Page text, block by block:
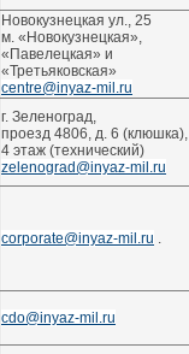
Новокузнецкая ул., 25
м. «Новокузнецкая»,
«Павелецкая» и
«Третьяковская»
centre@inyaz-mil.ru
г. Зеленоград,
проезд 4806, д. 6 (клюшка),
4 этаж (технический)
zelenograd@inyaz-mil.ru
corporate@inyaz-mil.ru .
cdo@inyaz-mil.ru